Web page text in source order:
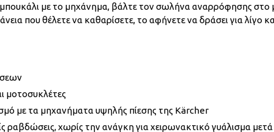
με το μηχάνημα, βάλτε τον σωλήνα αναρρόφησης στο
που θέλετε να καθαρίσετε, το αφήνετε να δράσει για λίγο
μοτοσυκλέτες
με τα μηχανήματα υψηλής πίεσης της Kärcher
χωρίς την ανάγκη για χειρωνακτικό γυάλισμα